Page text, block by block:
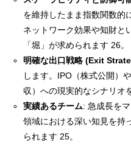
を維持したまま指数関数的
ネットワーク効果や知財と
「堀」が求められます 26。
明確な出口戦略 (Exit
します。IPO（株式公開）
収）への現実的なシナリオ
実績あるチーム: 急成長を
領域における深い知見を持
られます 25。